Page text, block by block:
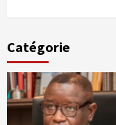
Catégorie